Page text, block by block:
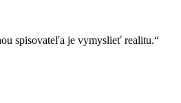
spisovateľa je vymyslieť realitu.